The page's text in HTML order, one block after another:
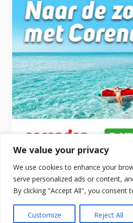
We value your privacy
We use cookies to enhance your
serve personalized ads or content,
By clicking "Accept All", you consent
Customize Reject All
Copyright © 2025 Hotel Boeken.
DarkNews by AF